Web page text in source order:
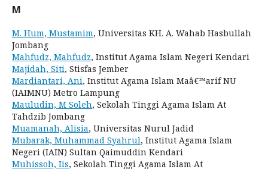
M
M. Hum, Mustamim, Universitas KH. A. Wahab Hasbullah
Jombang
Mahfudz, Mahfudz, Institut Agama Islam Negeri Kendari
Majidah, Siti, Stisfas Jember
Mardiantari, Ani, Institut Agama Islam Maâ€™arif NU
(IAIMNU) Metro Lampung
Mauludin, M Soleh, Sekolah Tinggi Agama Islam At
Tahdzib Jombang
Muamanah, Alisia, Universitas Nurul Jadid
Mubarak, Muhammad Syahrul, Institut Agama Islam
Negeri (IAIN) Sultan Qaimuddin Kendari
Muhissoh, Iis, Sekolah Tinggi Agama Islam At